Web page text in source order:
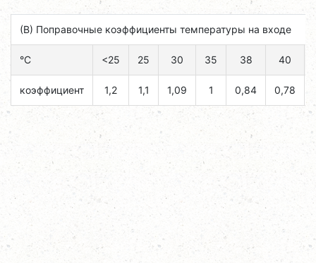
(B) Поправочные коэффициенты температуры на входе
°C <25 25 30 35 38 40
коэффициент 1,2 1,1 1,09 1 0,84 0,78